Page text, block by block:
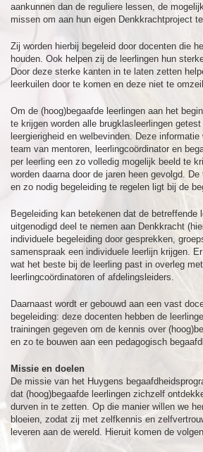
aankunnen dan de reguliere lessen, de
missen om aan hun eigen Denkkrachtproject
Zij worden hierbij begeleid door docenten die
houden. Ook helpen zij de leerlingen hun
Door deze sterke kanten in te laten zetten
leerkuilen door te komen en deze niet te
Om de (hoog)begaafde leerlingen aan het
te krijgen worden alle brugklasleerlingen
leergierigheid en welbevinden. Deze
team van mentoren, leerlingcoördinator en
per leerling een zo volledig mogelijk beeld te
worden daarna door de jaren heen gevolgd.
en zo nodig begeleiding te regelen ligt bij de
Begeleiding kan betekenen dat de betreffende
uitgenodigd deel te nemen aan Denkkracht
individuele begeleiding door gesprekken,
samenspraak een individuele leerlijn krijgen.
wat het beste bij de leerling past in overleg
leerlingcoördinatoren of afdelingsleiders.
Daarnaast wordt er gebouwd aan een vast
begeleiding: deze docenten hebben de
trainingen gegeven om de kennis over
en zo te bouwen aan een pedagogisch
Missie en doelen
De missie van het Huygens
dat (hoog)begaafde leerlingen zichzelf
durven in te zetten. Op die manier willen we
bloeien, zodat zij met zelfkennis en
leveren aan de wereld. Hieruit komen de